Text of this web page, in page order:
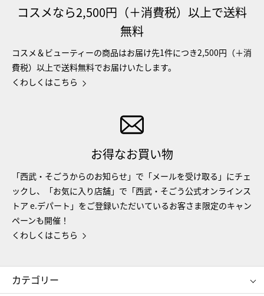
コスメなら2,500円（＋消費税）以上で送料
無料
コスメ＆ビューティーの商品はお届け先1件につき2,500円（＋消
費税）以上で送料無料でお届けいたします。
くわしくはこちら
お得なお買い物
「西武・そごうからのお知らせ」で「メールを受け取る」にチェ
ックし、「お気に入り店舗」で「西武・そごう公式オンラインス
トア e.デパート」をご登録いただいているお客さま限定のキャン
ペーンも開催！
くわしくはこちら
カテゴリー